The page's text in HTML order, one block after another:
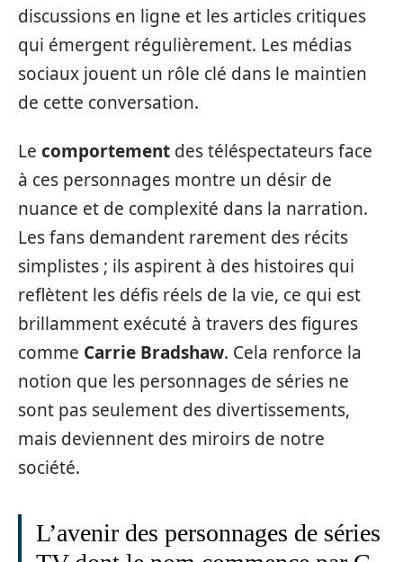
discussions en ligne et les articles critiques
qui émergent régulièrement. Les médias
sociaux jouent un rôle clé dans le maintien
de cette conversation.
Le comportement des téléspectateurs face
à ces personnages montre un désir de
nuance et de complexité dans la narration.
Les fans demandent rarement des récits
simplistes ; ils aspirent à des histoires qui
reflètent les défis réels de la vie, ce qui est
brillamment exécuté à travers des figures
comme Carrie Bradshaw. Cela renforce la
notion que les personnages de séries ne
sont pas seulement des divertissements,
mais deviennent des miroirs de notre
société.
L’avenir des personnages de séries